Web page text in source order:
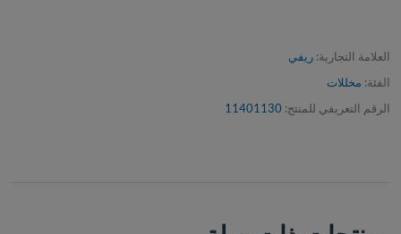
العلامة التجارية: ريفي
الفئة: مخللات
الرقم التعريفي للمنتج: 11401130